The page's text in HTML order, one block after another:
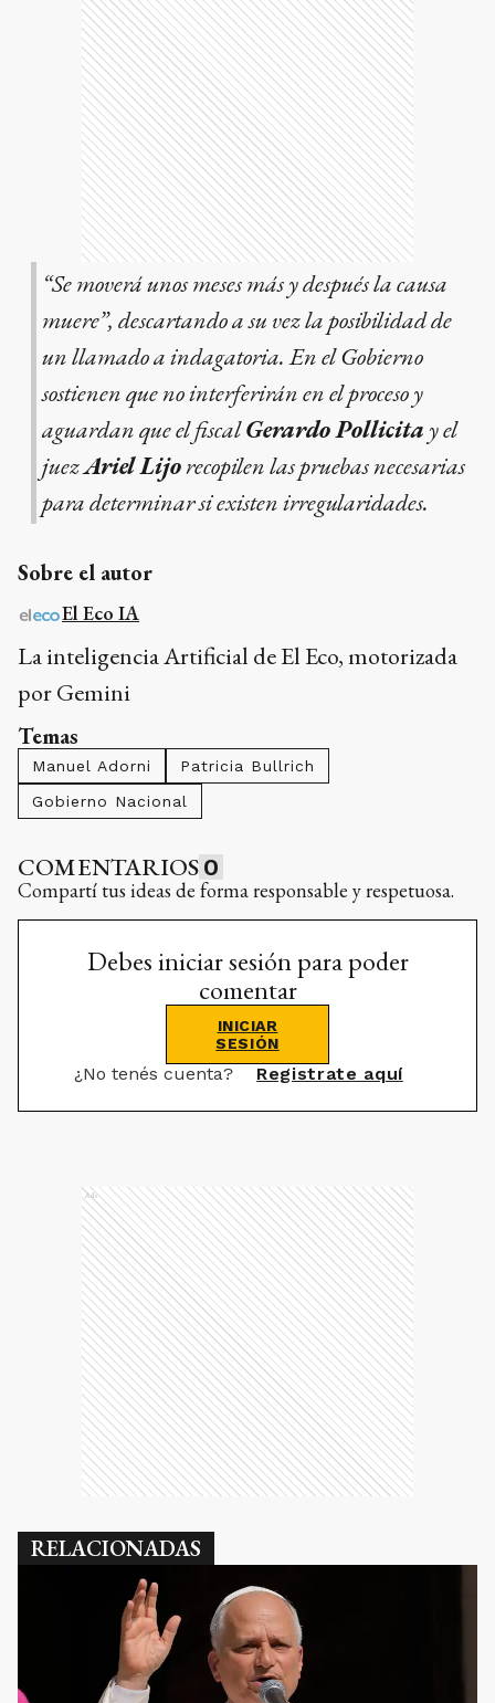
“Se moverá unos meses más y después la causa
muere”, descartando a su vez la posibilidad de
un llamado a indagatoria. En el Gobierno
sostienen que no interferirán en el proceso y
aguardan que el fiscalGerardo Pollicita y el
juezAriel Lijorecopilen las pruebas necesarias
para determinar si existen irregularidades.
Sobre el autor
El Eco IA
La inteligencia Artificial de El Eco, motorizada
por Gemini
Temas
Manuel Adorni
Patricia Bullrich
Gobierno Nacional
COMENTARIOS 0
Compartí tus ideas de forma responsable y respetuosa.
Debes iniciar sesión para poder
comentar
INICIAR
SESIÓN
¿No tenés cuenta? Registrate aquí
Ads
RELACIONADAS